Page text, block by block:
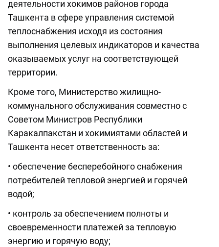
деятельности хокимов районов города
Ташкента в сфере управления системой
теплоснабжения исходя из состояния
выполнения целевых индикаторов и качества
оказываемых услуг на соответствующей
территории.
Кроме того, Министерство жилищно-
коммунального обслуживания совместно с
Советом Министров Республики
Каракалпакстан и хокимиятами областей и
Ташкента несет ответственность за:
• обеспечение бесперебойного снабжения
потребителей тепловой энергией и горячей
водой;
• контроль за обеспечением полноты и
своевременности платежей за тепловую
энергию и горячую воду;